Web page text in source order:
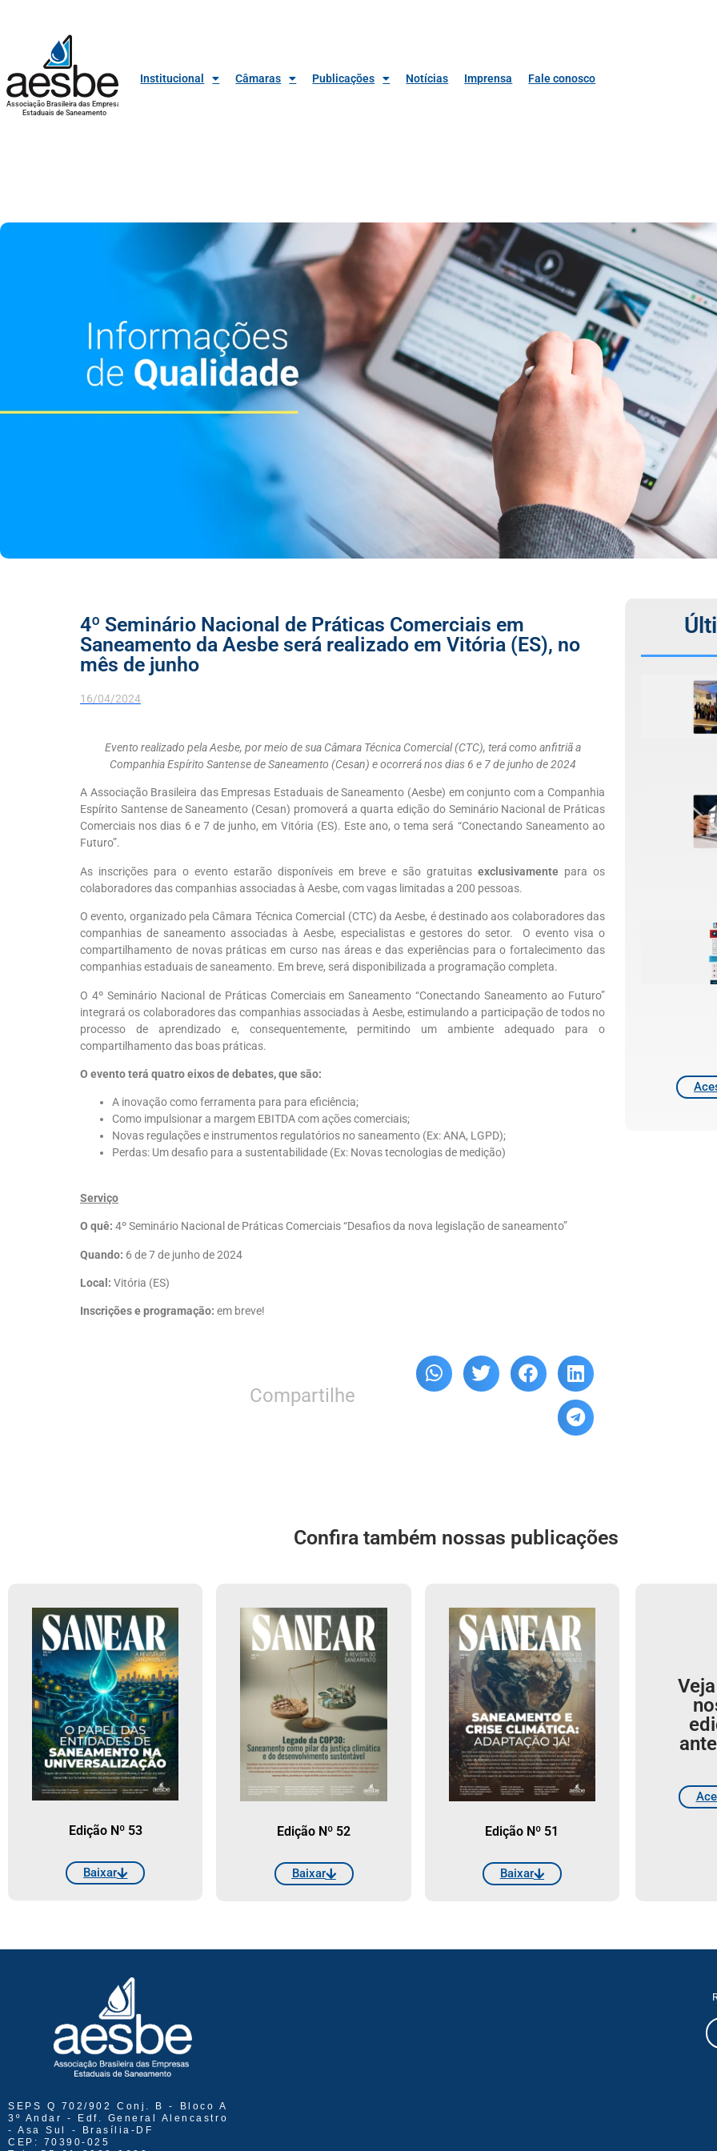
Associação Brasileira das Empresas
Estaduais de Saneamento
Institucional Câmaras Publicações Notícias Imprensa Fale conosco
4º Seminário Nacional de Práticas Comerciais em
Saneamento da Aesbe será realizado em Vitória (ES), no
mês de junho
16/04/2024
Evento realizado pela Aesbe, por meio de sua Câmara Técnica Comercial (CTC), terá como anfitriã a
Companhia Espírito Santense de Saneamento (Cesan) e ocorrerá nos dias 6 e 7 de junho de 2024
A Associação Brasileira das Empresas Estaduais de Saneamento (Aesbe) em conjunto com a Companhia
Espírito Santense de Saneamento (Cesan) promoverá a quarta edição do Seminário Nacional de Práticas
Comerciais nos dias 6 e 7 de junho, em Vitória (ES). Este ano, o tema será “Conectando Saneamento ao
Futuro”.
As inscrições para o evento estarão disponíveis em breve e são gratuitas exclusivamente para os
colaboradores das companhias associadas à Aesbe, com vagas limitadas a 200 pessoas.
O evento, organizado pela Câmara Técnica Comercial (CTC) da Aesbe, é destinado aos colaboradores das
companhias de saneamento associadas à Aesbe, especialistas e gestores do setor. O evento visa o
compartilhamento de novas práticas em curso nas áreas e das experiências para o fortalecimento das
companhias estaduais de saneamento. Em breve, será disponibilizada a programação completa.
O 4º Seminário Nacional de Práticas Comerciais em Saneamento “Conectando Saneamento ao Futuro”
integrará os colaboradores das companhias associadas à Aesbe, estimulando a participação de todos no
processo de aprendizado e, consequentemente, permitindo um ambiente adequado para o
compartilhamento das boas práticas.
O evento terá quatro eixos de debates, que são:
A inovação como ferramenta para para eficiência;
Como impulsionar a margem EBITDA com ações comerciais;
Novas regulações e instrumentos regulatórios no saneamento (Ex: ANA, LGPD);
Perdas: Um desafio para a sustentabilidade (Ex: Novas tecnologias de medição)
Serviço
O quê: 4º Seminário Nacional de Práticas Comerciais “Desafios da nova legislação de saneamento”
Quando: 6 de 7 de junho de 2024
Local: Vitória (ES)
Inscrições e programação: em breve!
Compartilhe
Confira também nossas publicações
Edição Nº 53
Baixar
Edição Nº 52
Baixar
Edição Nº 51
Baixar
SEPS Q 702/902 Conj. B - Bloco A
3º Andar - Edf. General Alencastro
- Asa Sul - Brasília-DF
CEP: 70390-025